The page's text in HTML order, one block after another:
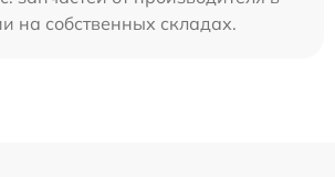
на собственных складах.